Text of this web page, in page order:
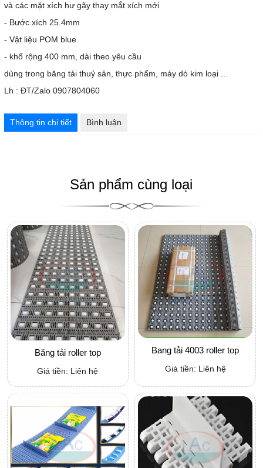
và các mặt xích hư gãy thay mắt xích mới
- Bước xích 25.4mm
- Vật liệu POM blue
- khổ rộng 400 mm, dài theo yêu cầu
dùng trong băng tải thuỷ sản, thực phẩm, máy dò kim loại ...
Lh : ĐT/Zalo 0907804060
Thông tin chi tiết Bình luận
Sản phẩm cùng loại
Băng tải roller top
Giá tiền: Liên hệ
Bang tải 4003 roller top
Giá tiền: Liên hệ